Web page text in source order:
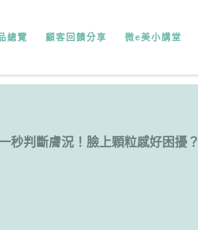
總覽 顧客回饋分享 微e美小講堂
秒判斷膚況！臉上顆粒感好困擾？